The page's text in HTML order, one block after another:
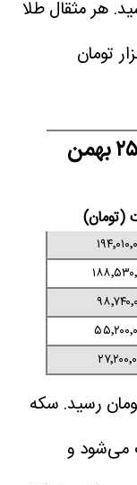
تومان رسید. هر مثقال طلا
تهران ۸۱ میلیون و ۳۸۵ هزار تومان
قیمت سکه امروز شنبه ۲۵ بهمن
(تومان)
به ۱۹۴میلیون تومان رسید. سکه
می‌شود و